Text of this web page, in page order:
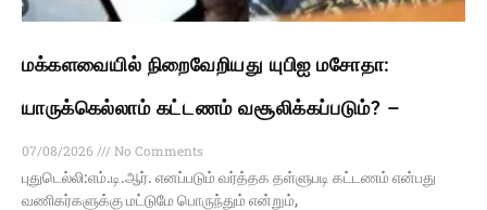
மக்களவையில் நிறைவேறியது யுபிஐ மசோதா:
யாருக்கெல்லாம் கட்டணம் வசூலிக்கப்படும்? –
07/08/2026
No Comments
புதுடெல்லி:எம்.டி.ஆர். எனப்படும் வர்த்தக தள்ளுபடி கட்டணம் என்பது
வணிகர்களுக்கு மட்டுமே பொருந்தும் என்றும்,